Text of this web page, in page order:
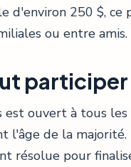
d'environ 250 $, ce
ou entre amis.
participer
est ouvert à tous
l'âge de la
résolue pour